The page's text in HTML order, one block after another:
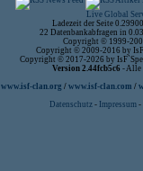
Live Global
Ladezeit der Seite
22 Datenbankabfragen in
Copyright © 1999-
Copyright © 2009-2016 by
Copyright © 2017-2026 by
Version 2.44fcb5c6 - Alle
www.isf-clan.org / www.isf-clan.com /
Datenschutz - Impressum-